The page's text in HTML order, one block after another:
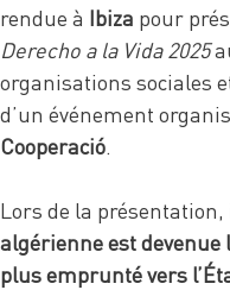
rendue à Ibiza pour
Derecho a la Vida 2025
organisations sociales
d’un événement
Cooperació.
Lors de la
algérienne est
plus emprunté vers